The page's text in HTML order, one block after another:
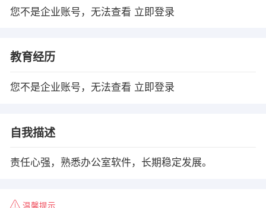
您不是企业账号，无法查看 立即登录
教育经历
您不是企业账号，无法查看 立即登录
自我描述
责任心强，熟悉办公室软件，长期稳定发展。
温馨提示